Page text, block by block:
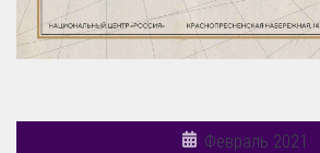
Февраль 2021